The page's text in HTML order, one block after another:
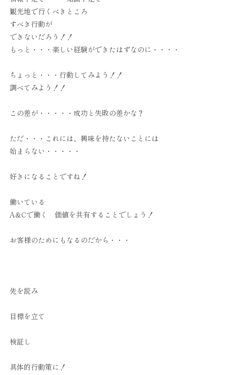
観光地で行くべきところ
すべき行動が
できないだろう！！
もっと・・・楽しい経験ができたはずなのに・・・・
ちょっと・・・行動してみよう！！
調べてみよう！！
この差が・・・・・成功と失敗の差かな？
ただ・・・これには、興味を持たないことには
始まらない・・・・・
好きになることですね！
働いている
A&Cで働く 価値を共有することでしょう！
お客様のためにもなるのだから・・・
先を読み
目標を立て
検証し
具体的行動策に！